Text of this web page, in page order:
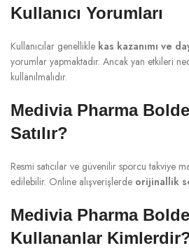
Kullanıcı Yorumları
Kullanıcılar genellikle kas kazanımı ve
yorumlar yapmaktadır. Ancak yan etkileri
kullanılmalıdır.
Medivia Pharma
Satılır?
Resmi satıcılar ve güvenilir sporcu takviye
edilebilir. Online alışverişlerde orijinallik
Medivia Pharma
Kullananlar